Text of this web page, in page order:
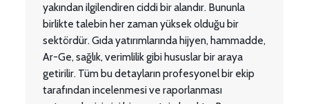
yakından ilgilendiren ciddi bir alandır. Bununla
birlikte talebin her zaman yüksek olduğu bir
sektördür. Gıda yatırımlarında hijyen, hammadde,
Ar-Ge, sağlık, verimlilik gibi hususlar bir araya
getirilir. Tüm bu detayların profesyonel bir ekip
tarafından incelenmesi ve raporlanması